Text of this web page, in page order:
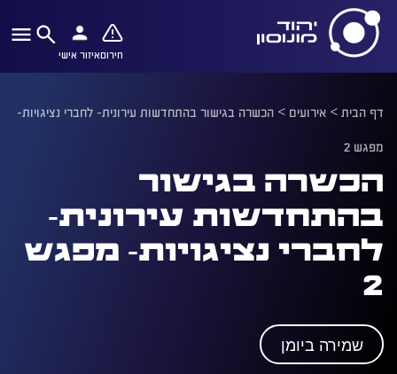
חירוםאיזור אישי
דף הבית> אירועים > הכשרה בגישור בהתחדשות עירונית- לחברי נציגויות-
מפגש 2
הכשרה בגישור
בהתחדשות עירונית-
לחברי נציגויות- מפגש
2
שמירה ביומן